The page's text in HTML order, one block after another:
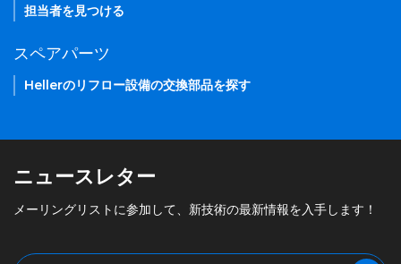
担当者を見つける
スペアパーツ
Hellerのリフロー設備の交換部品を探す
ニュースレター
メーリングリストに参加して、新技術の最新情報を入手します！